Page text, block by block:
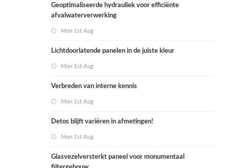
Geoptimaliseerde hydrauliek voor efficiënte
afvalwaterverwerking
Mon 1st Aug
Lichtdoorlatende panelen in de juiste kleur
Mon 1st Aug
Verbreden van interne kennis
Mon 1st Aug
Detos blijft variëren in afmetingen!
Mon 1st Aug
Glasvezelversterkt paneel voor monumentaal